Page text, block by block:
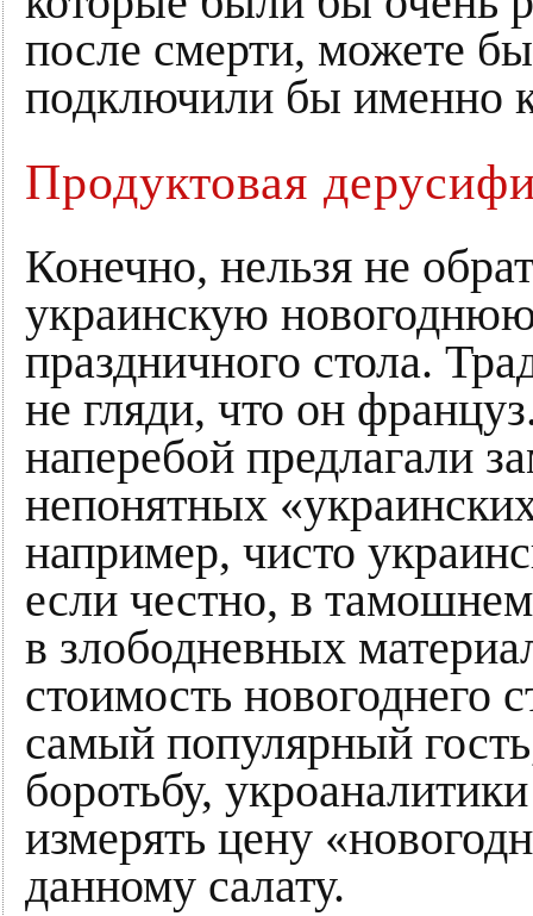
после смерти, можете
подключили бы именно
Продуктовая
Конечно, нельзя не
украинскую
праздничного стола.
не гляди, что он
наперебой предлагали
непонятных
например, чисто
если честно, в
в злободневных
стоимость новогоднего
самый популярный
боротьбу,
измерять цену
данному салату.